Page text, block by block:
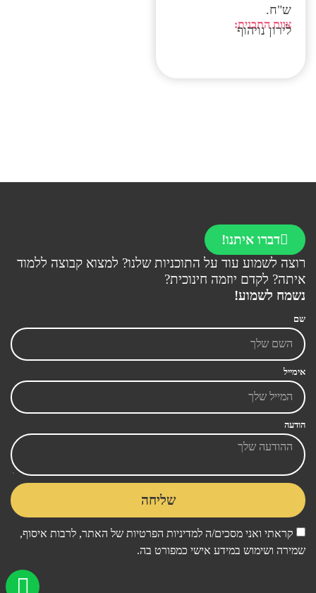
ש"ח.
צוות התכנית:
לירון נויהוף
דברו איתנו!
רוצה לשמוע עוד על התוכניות שלנו? למצוא קבוצה ללמוד
איתה? לקדם יוזמה חינוכית?
נשמח לשמוע!
שם
אימייל
הודעה
קראתי ואני מסכים/ה למדיניות הפרטיות של האתר, לרבות איסוף,
שמירה ושימוש במידע אישי כמפורט בה.
שליחה